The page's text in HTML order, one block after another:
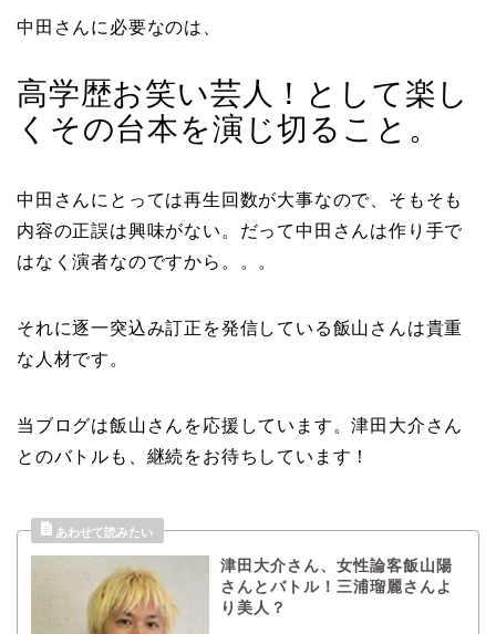
中田さんに必要なのは、
高学歴お笑い芸人！として楽し
くその台本を演じ切ること。
中田さんにとっては再生回数が大事なので、そもそも
内容の正誤は興味がない。だって中田さんは作り手で
はなく演者なのですから。。。
それに逐一突込み訂正を発信している飯山さんは貴重
な人材です。
当ブログは飯山さんを応援しています。津田大介さん
とのバトルも、継続をお待ちしています！
津田大介さん、女性論客飯山陽
さんとバトル！三浦瑠麗さんよ
り美人？